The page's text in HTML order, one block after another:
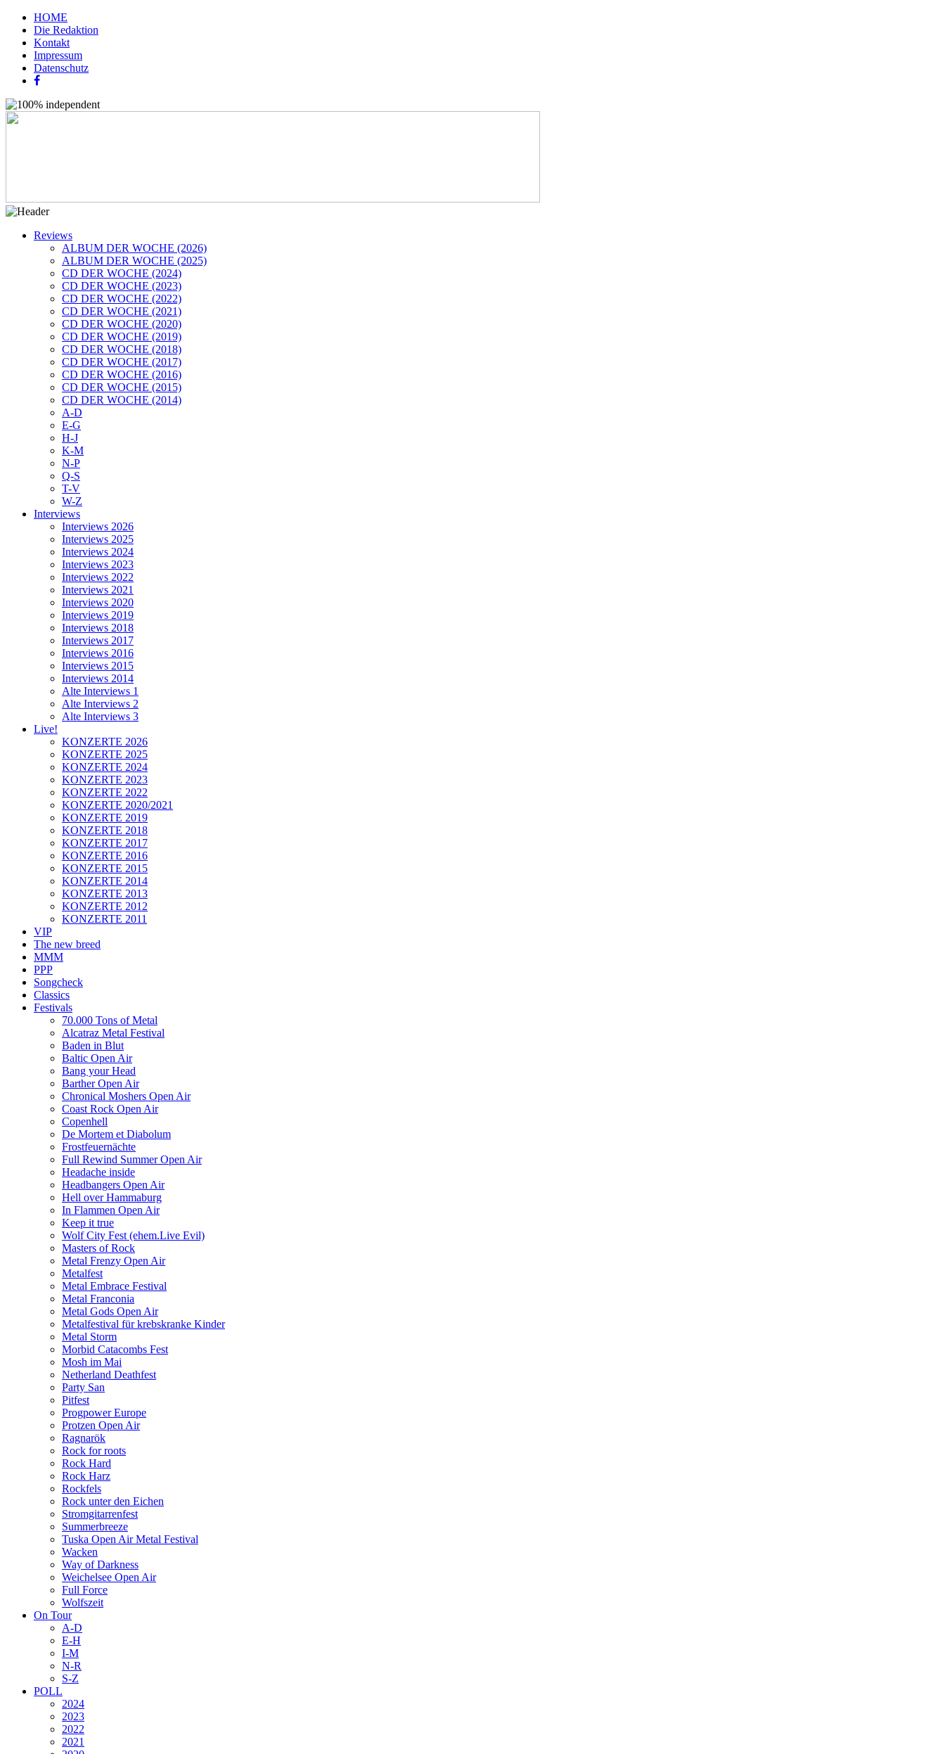
HOME
Die Redaktion
Kontakt
Impressum
Datenschutz
Reviews
ALBUM DER WOCHE (2026)
ALBUM DER WOCHE (2025)
CD DER WOCHE (2024)
CD DER WOCHE (2023)
CD DER WOCHE (2022)
CD DER WOCHE (2021)
CD DER WOCHE (2020)
CD DER WOCHE (2019)
CD DER WOCHE (2018)
CD DER WOCHE (2017)
CD DER WOCHE (2016)
CD DER WOCHE (2015)
CD DER WOCHE (2014)
A-D
E-G
H-J
K-M
N-P
Q-S
T-V
W-Z
Interviews
Interviews 2026
Interviews 2025
Interviews 2024
Interviews 2023
Interviews 2022
Interviews 2021
Interviews 2020
Interviews 2019
Interviews 2018
Interviews 2017
Interviews 2016
Interviews 2015
Interviews 2014
Alte Interviews 1
Alte Interviews 2
Alte Interviews 3
Live!
KONZERTE 2026
KONZERTE 2025
KONZERTE 2024
KONZERTE 2023
KONZERTE 2022
KONZERTE 2020/2021
KONZERTE 2019
KONZERTE 2018
KONZERTE 2017
KONZERTE 2016
KONZERTE 2015
KONZERTE 2014
KONZERTE 2013
KONZERTE 2012
KONZERTE 2011
VIP
The new breed
MMM
PPP
Songcheck
Classics
Festivals
70.000 Tons of Metal
Alcatraz Metal Festival
Baden in Blut
Baltic Open Air
Bang your Head
Barther Open Air
Chronical Moshers Open Air
Coast Rock Open Air
Copenhell
De Mortem et Diabolum
Frostfeuernächte
Full Rewind Summer Open Air
Headache inside
Headbangers Open Air
Hell over Hammaburg
In Flammen Open Air
Keep it true
Wolf City Fest (ehem.Live Evil)
Masters of Rock
Metal Frenzy Open Air
Metalfest
Metal Embrace Festival
Metal Franconia
Metal Gods Open Air
Metalfestival für krebskranke Kinder
Metal Storm
Morbid Catacombs Fest
Mosh im Mai
Netherland Deathfest
Party San
Pitfest
Progpower Europe
Protzen Open Air
Ragnarök
Rock for roots
Rock Hard
Rock Harz
Rockfels
Rock unter den Eichen
Stromgitarrenfest
Summerbreeze
Tuska Open Air Metal Festival
Wacken
Way of Darkness
Weichelsee Open Air
Full Force
Wolfszeit
On Tour
A-D
E-H
I-M
N-R
S-Z
POLL
2024
2023
2022
2021